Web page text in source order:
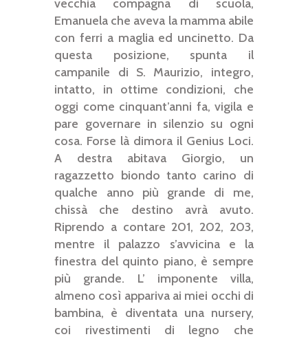
vecchia compagna di scuola,
Emanuela che aveva la mamma abile
con ferri a maglia ed uncinetto. Da
questa posizione, spunta il
campanile di S. Maurizio, integro,
intatto, in ottime condizioni, che
oggi come cinquant’anni fa, vigila e
pare governare in silenzio su ogni
cosa. Forse là dimora il Genius Loci.
A destra abitava Giorgio, un
ragazzetto biondo tanto carino di
qualche anno più grande di me,
chissà che destino avrà avuto.
Riprendo a contare 201, 202, 203,
mentre il palazzo s’avvicina e la
finestra del quinto piano, è sempre
più grande. L’ imponente villa,
almeno così appariva ai miei occhi di
bambina, è diventata una nursery,
coi rivestimenti di legno che